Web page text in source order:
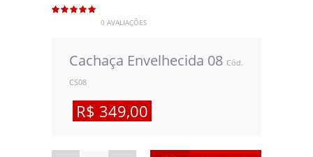
0 AVALIAÇÕES
Cachaça Envelhecida 08 Cód.
CS08
R$ 349,00